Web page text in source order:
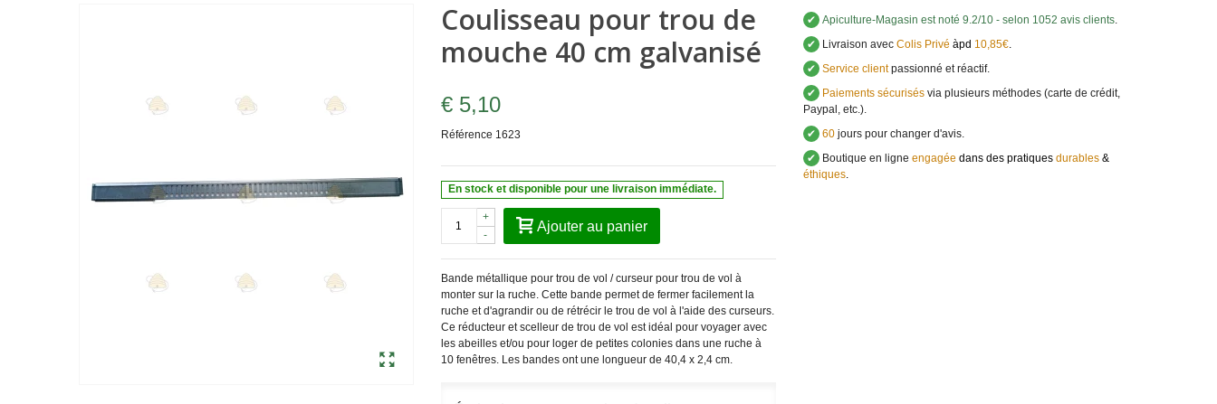
Coulisseau pour trou de
mouche 40 cm galvanisé
€ 5,10
Référence 1623
En stock et disponible pour une livraison immédiate.
-
+
Ajouter au panier
Bande métallique pour trou de vol / curseur pour trou de vol à
monter sur la ruche. Cette bande permet de fermer facilement la
ruche et d'agrandir ou de rétrécir le trou de vol à l'aide des curseurs.
Ce réducteur et scelleur de trou de vol est idéal pour voyager avec
les abeilles et/ou pour loger de petites colonies dans une ruche à
10 fenêtres. Les bandes ont une longueur de 40,4 x 2,4 cm.
✔ Apiculture-Magasin est noté 9.2/10 - selon 1052 avis clients.
✔ Livraison avecColis Privé àpd 10,85€.
✔ Service clientpassionné et réactif.
✔ Paiements sécurisésvia plusieurs méthodes (carte de crédit,
Paypal, etc.).
✔ 60jours pour changer d'avis.
✔ Boutique en ligne engagée dans des pratiques durables&
éthiques.